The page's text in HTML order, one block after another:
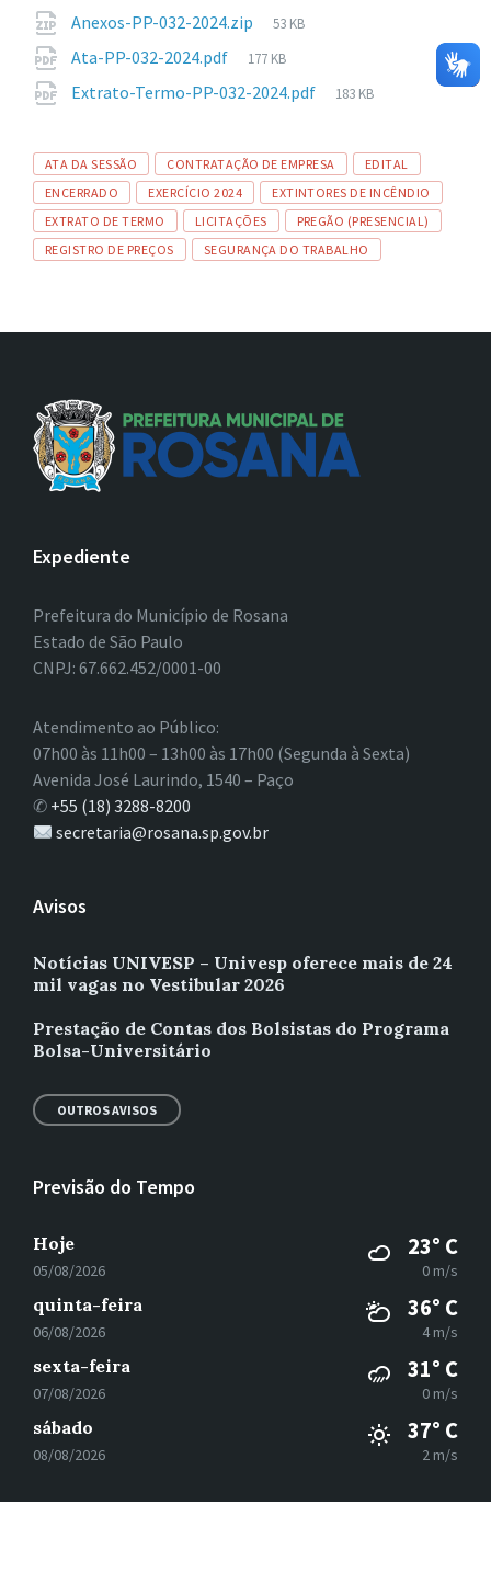
Anexos-PP-032-2024.zip
Tamanho
arquivo:
53 KB
Ata-PP-032-2024.pdf
Tamanho
arquivo:
177 KB
Extrato-Termo-PP-032-2024.pdf
Tamanho
183 KB
Tags
ATA DA SESSÃO CONTRATAÇÃO DE EMPRESA
EDITAL
ENCERRADO
EXERCÍCIO 2024
EXTINTORES DE INCÊNDIO
EXTRATO DE TERMO
LICITAÇÕES
PREGÃO (PRESENCIAL)
REGISTRO DE PREÇOS
SEGURANÇA DO TRABALHO
Expediente
Prefeitura do Município de Rosana
Estado de São Paulo
CNPJ: 67.662.452/0001-00
Atendimento ao Público:
07h00 às 11h00 – 13h00 às 17h00 (Segunda à Sexta)
Avenida José Laurindo, 1540 – Paço
✆ +55 (18) 3288-8200
secretaria@rosana.sp.gov.br
Avisos
Notícias UNIVESP – Univesp oferece mais de 24
mil vagas no Vestibular 2026
Prestação de Contas dos Bolsistas do Programa
Bolsa-Universitário
OUTROS AVISOS
Previsão do Tempo
Hoje
05/08/2026
23° C
0 m/s
quinta-feira
06/08/2026
36° C
4 m/s
sexta-feira
07/08/2026
31° C
0 m/s
sábado
08/08/2026
37° C
2 m/s